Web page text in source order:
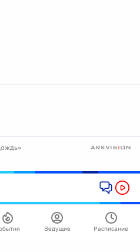
Ведущие Расписание